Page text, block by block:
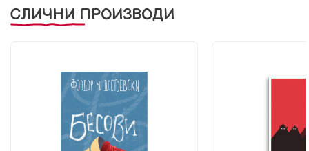
СЛИЧНИ ПРОИЗВОДИ